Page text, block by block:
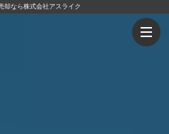
却なら株式会社アスライク